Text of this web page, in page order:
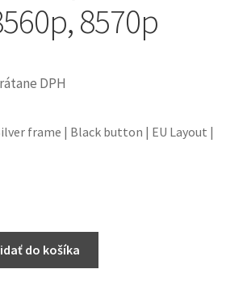
8570p
DPH
frame | Black button | EU Layout |
do košíka